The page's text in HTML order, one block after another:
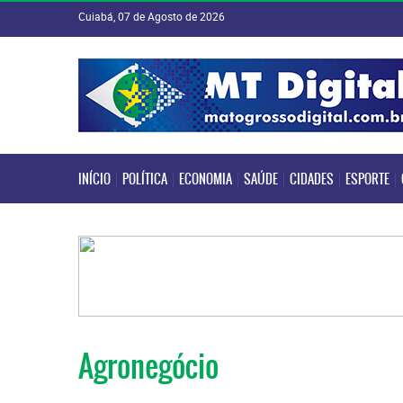
Cuiabá, 07 de Agosto de 2026
INÍCIO POLÍTICA ECONOMIA SAÚDE CIDADES ESPORTE
INÍCIO POLÍTICA ECONOMIA
Agronegócio